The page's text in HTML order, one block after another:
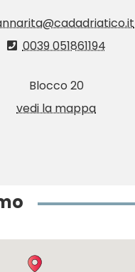
0039 051861194
Blocco 20
vedi la mappa